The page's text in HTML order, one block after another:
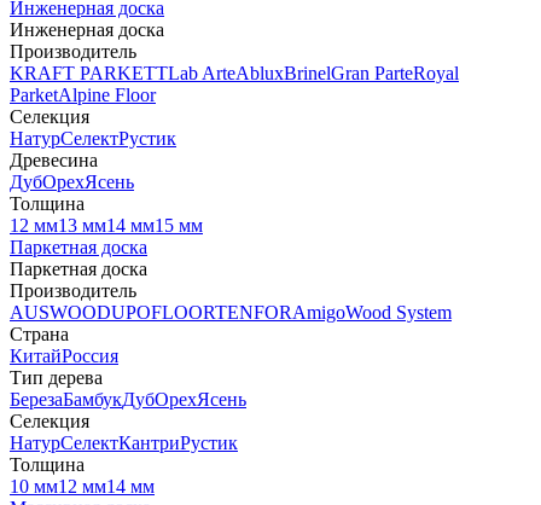
Инженерная доска
Инженерная доска
Производитель
KRAFT PARKETTLab ArteAbluxBrinelGran ParteRoyal
ParketAlpine Floor
Селекция
НатурСелектРустик
Древесина
ДубОрехЯсень
Толщина
12 мм13 мм14 мм15 мм
Паркетная доска
Паркетная доска
Производитель
AUSWOODUPOFLOORTENFORAmigoWood System
Страна
КитайРоссия
Тип дерева
БерезаБамбукДубОрехЯсень
Селекция
НатурСелектКантриРустик
Толщина
10 мм12 мм14 мм